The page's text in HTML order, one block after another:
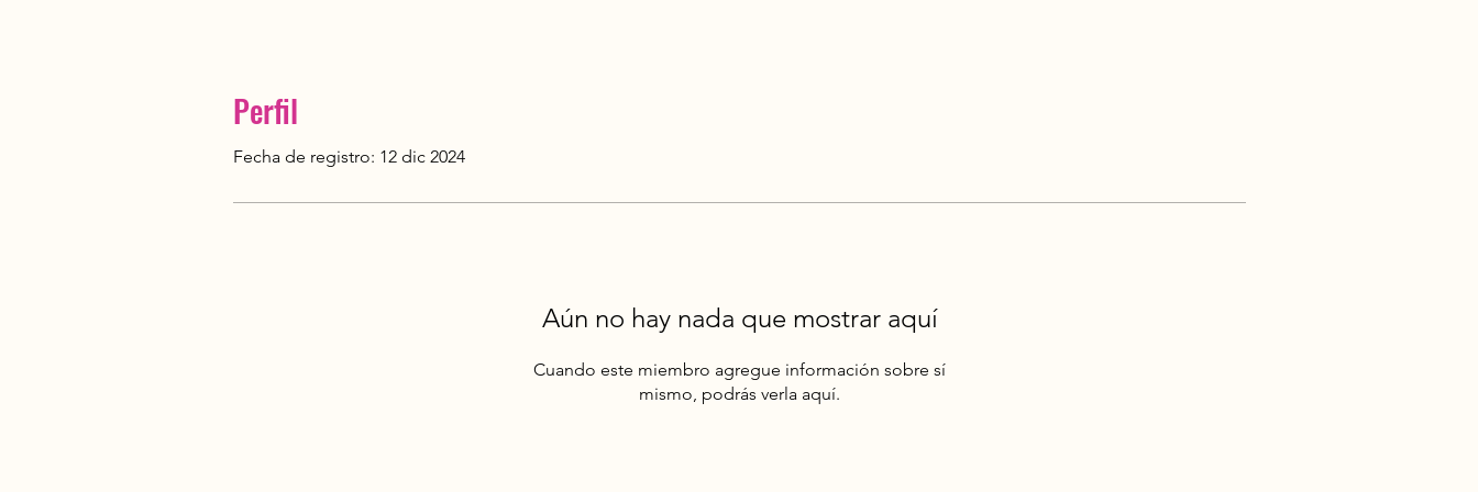
Perfil
Fecha de registro: 12 dic 2024
Aún no hay nada que mostrar aquí
Cuando este miembro agregue información sobre sí
mismo, podrás verla aquí.